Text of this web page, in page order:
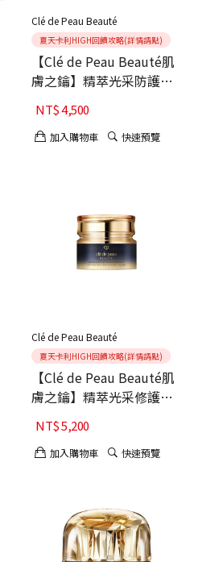
Clé de Peau Beauté
夏天卡利HIGH回饋攻略(詳情請點)
【Clé de Peau Beauté肌
膚之鑰】精萃光采防護精
華霜II
NT$4,500
加入購物車 快速預覽
Clé de Peau Beauté
夏天卡利HIGH回饋攻略(詳情請點)
【Clé de Peau Beauté肌
膚之鑰】精萃光采修護精
華霜II
NT$5,200
加入購物車 快速預覽